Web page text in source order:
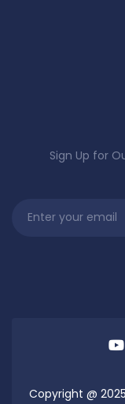
Sign Up for
Copyright @